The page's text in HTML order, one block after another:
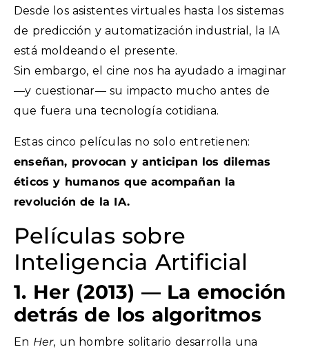
Desde los asistentes virtuales hasta los sistemas
de predicción y automatización industrial, la IA
está moldeando el presente.
Sin embargo, el cine nos ha ayudado a imaginar
—y cuestionar— su impacto mucho antes de
que fuera una tecnología cotidiana.
Estas cinco películas no solo entretienen:
enseñan, provocan y anticipan los dilemas
éticos y humanos que acompañan la
revolución de la IA.
Películas sobre
Inteligencia Artificial
1. Her (2013) — La emoción
detrás de los algoritmos
En Her, un hombre solitario desarrolla una